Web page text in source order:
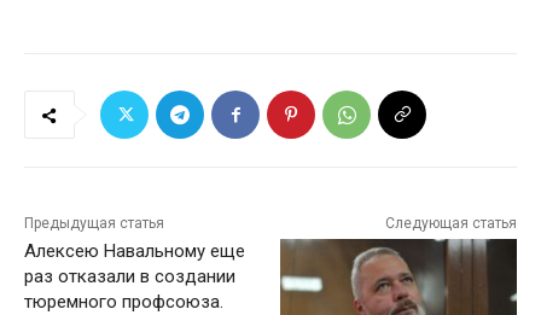
Предыдущая статья
Алексею Навальному еще
раз отказали в создании
тюремного профсоюза.
Следующая статья